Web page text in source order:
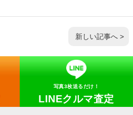
新しい記事へ >
写真3枚送るだけ！
LINEクルマ査定